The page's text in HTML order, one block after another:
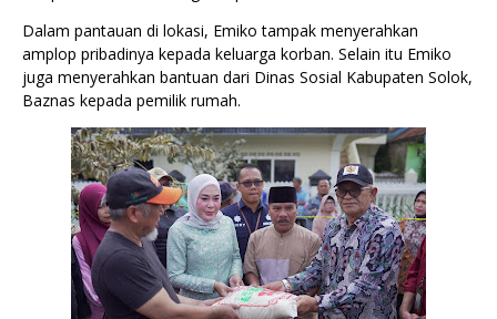
Dalam pantauan di lokasi, Emiko tampak menyerahkan
amplop pribadinya kepada keluarga korban. Selain itu Emiko
juga menyerahkan bantuan dari Dinas Sosial Kabupaten Solok,
Baznas kepada pemilik rumah.